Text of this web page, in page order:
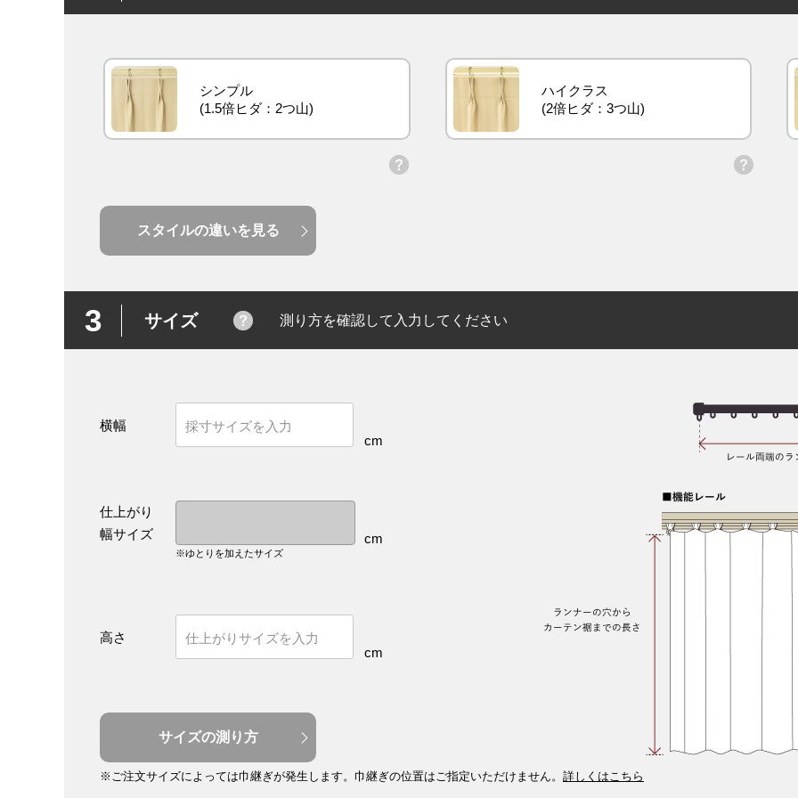
シンプル ハイクラス
スタイルの違いを見る
3 サイズ 測り方を確認して入力してください
横幅
cm
仕上がり
幅サイズ
cm
※ゆとりを加えたサイズ
高さ
cm
サイズの測り方
※ご注文サイズによっては巾継ぎが発生します。 巾継ぎの位置はご指定いただけません。 詳しくはこちら